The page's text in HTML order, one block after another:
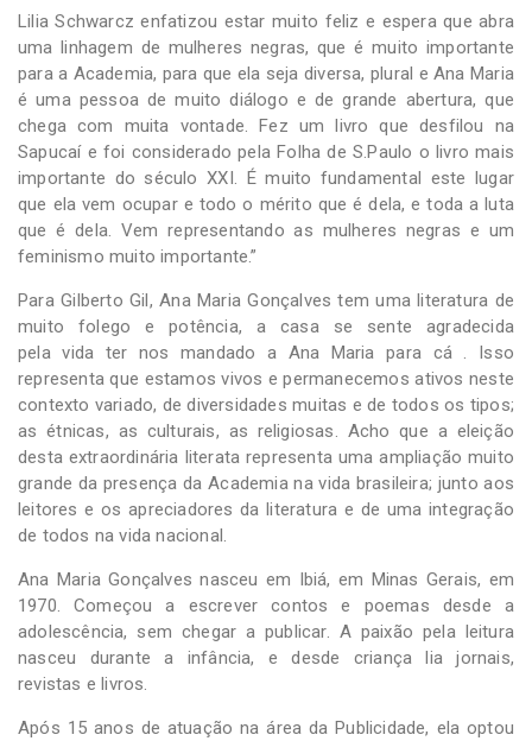
Lilia Schwarcz enfatizou estar muito feliz e espera que abra
uma linhagem de mulheres negras, que é muito importante
para a Academia, para que ela seja diversa, plural e Ana Maria
é uma pessoa de muito diálogo e de grande abertura, que
chega com muita vontade. Fez um livro que desfilou na
Sapucaí e foi considerado pela Folha de S.Paulo o livro mais
importante do século XXI. É muito fundamental este lugar
que ela vem ocupar e todo o mérito que é dela, e toda a luta
que é dela. Vem representando as mulheres negras e um
feminismo muito importante.”
Para Gilberto Gil, Ana Maria Gonçalves tem uma literatura de
muito folego e potência, a casa se sente agradecida
pela vida ter nos mandado a Ana Maria para cá . Isso
representa que estamos vivos e permanecemos ativos neste
contexto variado, de diversidades muitas e de todos os tipos;
as étnicas, as culturais, as religiosas. Acho que a eleição
desta extraordinária literata representa uma ampliação muito
grande da presença da Academia na vida brasileira; junto aos
leitores e os apreciadores da literatura e de uma integração
de todos na vida nacional.
Ana Maria Gonçalves nasceu em Ibiá, em Minas Gerais, em
1970. Começou a escrever contos e poemas desde a
adolescência, sem chegar a publicar. A paixão pela leitura
nasceu durante a infância, e desde criança lia jornais,
revistas e livros.
Após 15 anos de atuação na área da Publicidade, ela optou